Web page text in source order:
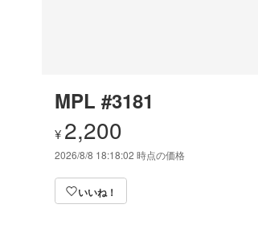
MPL #3181
¥ 2,200
2026/8/8 18:18:02 時点の価格
いいね！